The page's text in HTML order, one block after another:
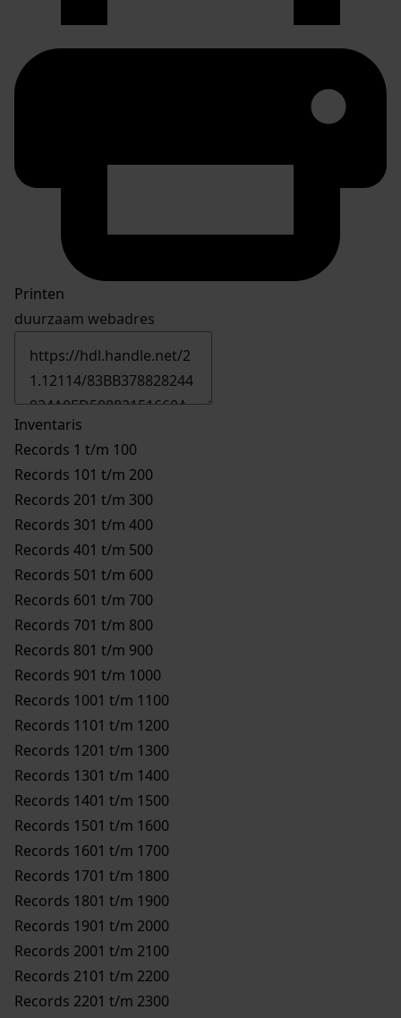
Printen
duurzaam webadres
Inventaris
Records 1 t/m 100
Records 101 t/m 200
Records 201 t/m 300
Records 301 t/m 400
Records 401 t/m 500
Records 501 t/m 600
Records 601 t/m 700
Records 701 t/m 800
Records 801 t/m 900
Records 901 t/m 1000
Records 1001 t/m 1100
Records 1101 t/m 1200
Records 1201 t/m 1300
Records 1301 t/m 1400
Records 1401 t/m 1500
Records 1501 t/m 1600
Records 1601 t/m 1700
Records 1701 t/m 1800
Records 1801 t/m 1900
Records 1901 t/m 2000
Records 2001 t/m 2100
Records 2101 t/m 2200
Records 2201 t/m 2300